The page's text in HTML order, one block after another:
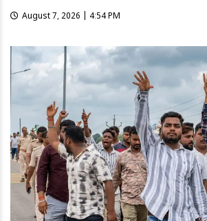
August 7, 2026 | 4:54 PM